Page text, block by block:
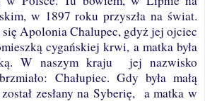
w 1897 roku przyszła na świat.
się Apolonia Chalupec, gdyż jej ojciec
cygańskiej krwi, a matka była
W naszym kraju
jej nazwisko
Chałupiec. Gdy była małą
zesłany na Syberię, a matka w